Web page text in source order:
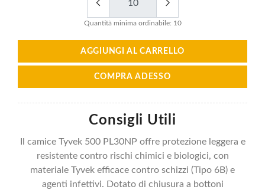
Quantità minima ordinabile: 10
AGGIUNGI AL CARRELLO
COMPRA ADESSO
Consigli Utili
Il camice Tyvek 500 PL30NP offre protezione leggera e
resistente contro rischi chimici e biologici, con
materiale Tyvek efficace contro schizzi (Tipo 6B) e
agenti infettivi. Dotato di chiusura a bottoni